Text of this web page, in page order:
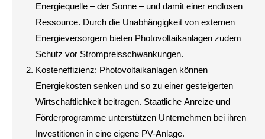
Energiequelle – der Sonne – und damit einer endlosen
Ressource. Durch die Unabhängigkeit von externen
Energieversorgern bieten Photovoltaikanlagen zudem
Schutz vor Strompreisschwankungen.
Kosteneffizienz: Photovoltaikanlagen können
Energiekosten senken und so zu einer gesteigerten
Wirtschaftlichkeit beitragen. Staatliche Anreize und
Förderprogramme unterstützen Unternehmen bei ihren
Investitionen in eine eigene PV-Anlage.